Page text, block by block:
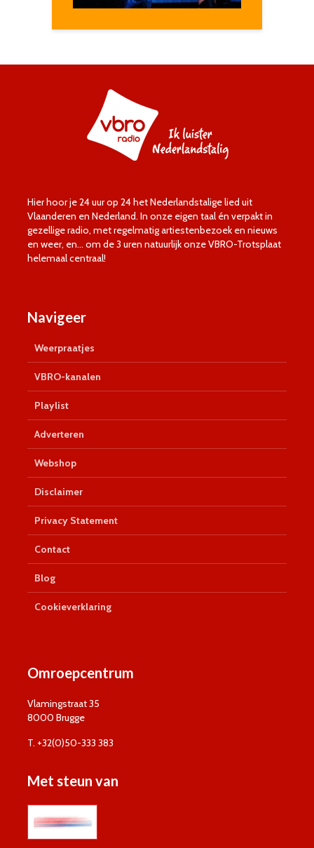
Hier hoor je 24 uur op 24 het Nederlandstalige lied uit
Vlaanderen en Nederland. In onze eigen taal én verpakt in
gezellige radio, met regelmatig artiestenbezoek en nieuws
en weer, en… om de 3 uren natuurlijk onze VBRO-Trotsplaat
helemaal centraal!
Navigeer
Weerpraatjes
VBRO-kanalen
Playlist
Adverteren
Webshop
Disclaimer
Privacy Statement
Contact
Blog
Cookieverklaring
Omroepcentrum
Vlamingstraat 35
8000 Brugge
T. +32(0)50-333 383
Met steun van